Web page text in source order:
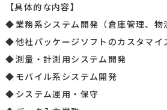
【具体的な内容】
業務系システム開発（倉庫管理、物
他社パッケージソフトのカスタマイ
測量・計測用システム開発
モバイル系システム開発
システム運用・保守